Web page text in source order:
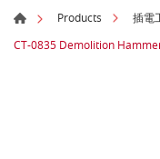
Products 插電
CT-0835 Demolition